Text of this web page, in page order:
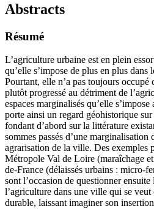
Abstracts
Résumé
L’agriculture urbaine est en plein
qu’elle s’impose de plus en plus dans
Pourtant, elle n’a pas toujours
plutôt progressé au détriment de
espaces marginalisés qu’elle
porte ainsi un regard géohistorique
fondant d’abord sur la littérature
sommes passés d’une marginalisation
agrarisation de la ville. Des exemples
Métropole Val de Loire (maraîchage
de-France (délaissés urbains : micro-
sont l’occasion de questionner
l’agriculture dans une ville qui se
durable, laissant imaginer son